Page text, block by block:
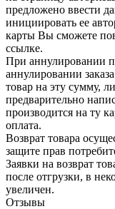
предложено ввести
инициировать ее
карты Вы сможете
ссылке.
При аннулировании
аннулировании
товар на эту сумму,
предварительно
производится на ту
оплата.
Возврат товара
защите прав
Заявки на возврат
после отгрузки, в
увеличен.
Отзывы